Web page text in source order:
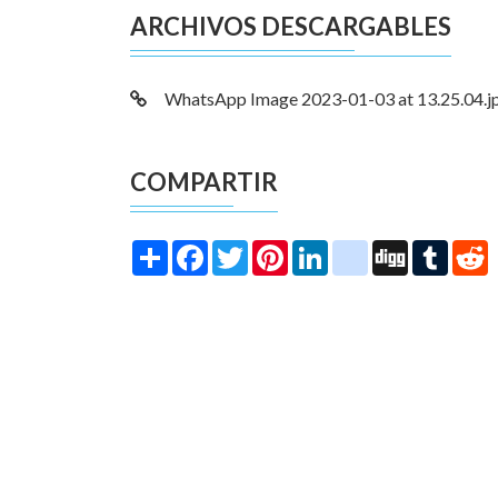
ARCHIVOS DESCARGABLES
WhatsApp Image 2023-01-03 at
COMPARTIR
Share Facebook
TwitterPinterestLinkedIninstagram
Digg Tumblr